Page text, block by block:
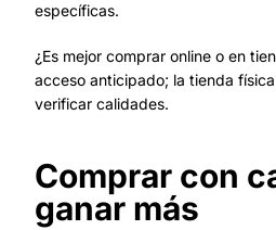
específicas.
¿Es mejor comprar online o en
acceso anticipado; la tienda
verificar calidades.
Comprar con
ganar más